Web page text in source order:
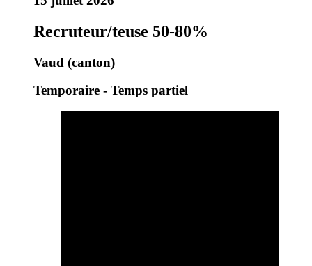
Recruteur/teuse 50-80%
Vaud (canton)
Temporaire - Temps partiel